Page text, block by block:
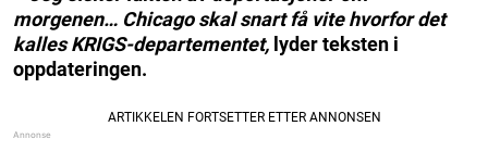
morgenen… Chicago skal snart få vite hvorfor det
kalles KRIGS-departementet, lyder teksten i
oppdateringen.